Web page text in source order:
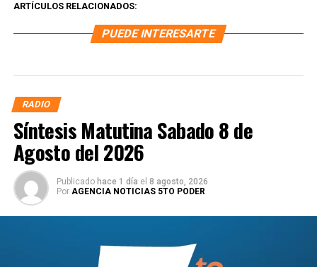
ARTÍCULOS RELACIONADOS:
PUEDE INTERESARTE
RADIO
Síntesis Matutina Sabado 8 de
Agosto del 2026
Publicado hace 1 día el 8 agosto, 2026
Por AGENCIA NOTICIAS 5TO PODER